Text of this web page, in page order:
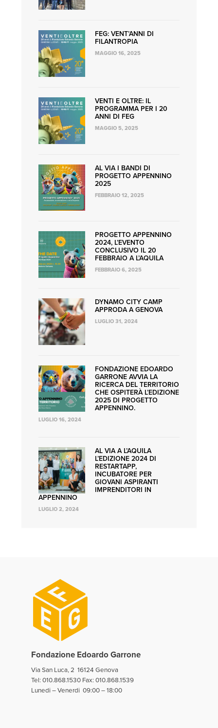
FEG: VENT’ANNI DI
FILANTROPIA
MAGGIO 16, 2025
VENTI E OLTRE: IL
PROGRAMMA PER I 20
ANNI DI FEG
MAGGIO 5, 2025
AL VIA I BANDI DI
PROGETTO APPENNINO
2025
FEBBRAIO 12, 2025
PROGETTO APPENNINO
2024, L’EVENTO
CONCLUSIVO IL 20
FEBBRAIO A L’AQUILA
FEBBRAIO 6, 2025
DYNAMO CITY CAMP
APPRODA A GENOVA
LUGLIO 31, 2024
FONDAZIONE EDOARDO
GARRONE AVVIA LA
RICERCA DEL TERRITORIO
CHE OSPITERÀ L’EDIZIONE
2025 DI PROGETTO
APPENNINO.
LUGLIO 16, 2024
AL VIA A L’AQUILA
L’EDIZIONE 2024 DI
RESTARTAPP,
INCUBATORE PER
GIOVANI ASPIRANTI
IMPRENDITORI IN
APPENNINO
LUGLIO 2, 2024
Fondazione Edoardo Garrone
Via San Luca, 2 16124 Genova
Tel:010.868.1530 Fax: 010.868.1539
Lunedi – Venerdi 09:00 – 18:00